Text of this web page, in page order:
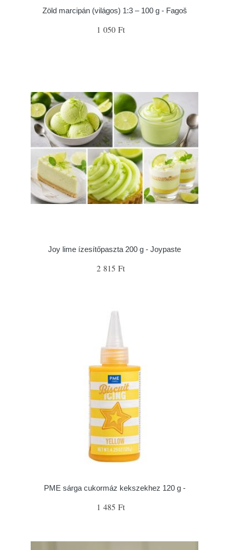
Zöld marcipán (világos) 1:3 – 100 g - Fagoš
1 050 Ft
Joy lime ízesítőpaszta 200 g - Joypaste
2 815 Ft
PME sárga cukormáz kekszekhez 120 g -
1 485 Ft